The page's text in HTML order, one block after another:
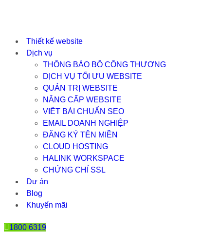
Thiết kế website
Dịch vụ
THÔNG BÁO BỘ CÔNG THƯƠNG
DỊCH VỤ TỐI ƯU WEBSITE
QUẢN TRỊ WEBSITE
NÂNG CẤP WEBSITE
VIẾT BÀI CHUẨN SEO
EMAIL DOANH NGHIỆP
ĐĂNG KÝ TÊN MIỀN
CLOUD HOSTING
HALINK WORKSPACE
CHỨNG CHỈ SSL
Dự án
Blog
Khuyến mãi
1800 6319